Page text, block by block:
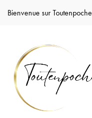
Bienvenue sur Toutenpoche